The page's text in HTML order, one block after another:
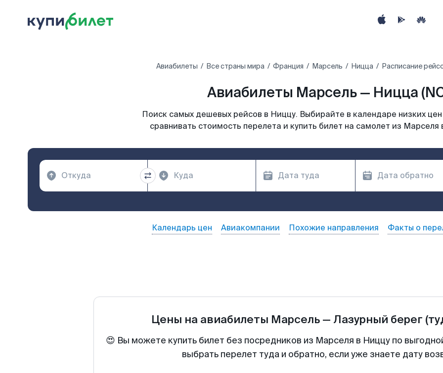
Авиабилеты Все страны мира Франция Марсель Ницца Расписание
Авиабилеты Марсель — Ницца
Поиск самых дешевых рейсов в Ниццу. Выбирайте в календаре низких
сравнивать стоимость перелета и купить билет на самолет из Марселя
Календарь цен Авиакомпании Похожие направления Факты о
Цены на авиабилеты Марсель— Лазурный берег
😍 Вы можете купить билет без посредников из Марселя в Ниццу по
выбрать перелет туда и обратно, если уже знаете дату